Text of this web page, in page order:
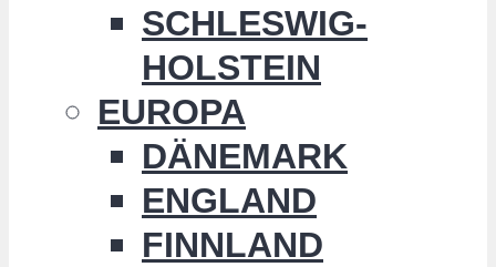
SCHLESWIG-
HOLSTEIN
EUROPA
DÄNEMARK
ENGLAND
FINNLAND